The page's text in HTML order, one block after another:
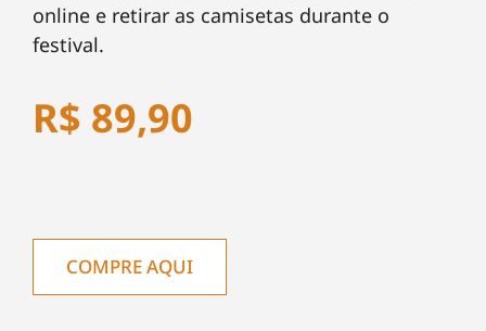
online e retirar as camisetas durante o
festival.
R$ 89,90
COMPRE AQUI